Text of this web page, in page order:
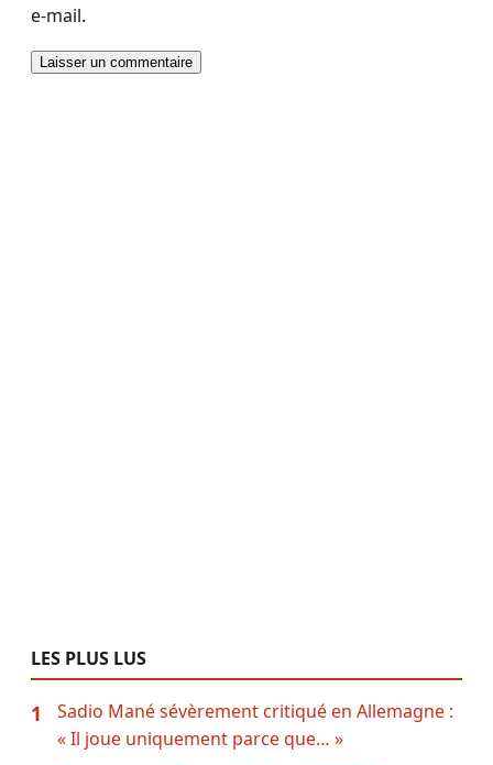
e-mail.
LES PLUS LUS
1
Sadio Mané sévèrement critiqué en Allemagne :
« Il joue uniquement parce que… »